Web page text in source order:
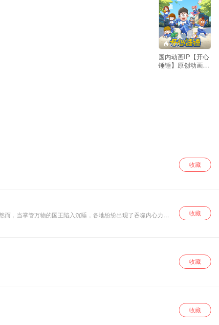
8695
国内动画IP【开心
锤锤】原创动画视
收藏
，当掌管万物的国王陷入沉睡，各地纷纷出现了吞噬内心力量
收藏
收藏
收藏